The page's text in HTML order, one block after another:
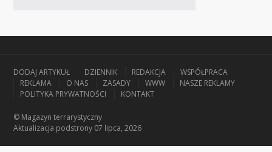
DODAJ ARTYKUŁ DZIENNIK REDAKCJA
WSPÓŁPRACA
REKLAMA
O NAS ZASADY WWW
NASZE REKLAMY
POLITYKA PRYWATNOŚCI
KONTAKT
© Magazyn terrarystyczny
Aktualizacja podstrony 07 lipca, 2026